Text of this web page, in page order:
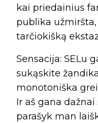
kai priedainius
publika
tarčiokišką
Sensacija: SELu
sukąskite
monotoniška
Ir aš gana
parašyk man